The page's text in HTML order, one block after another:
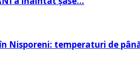
Nisporeni: temperaturi de